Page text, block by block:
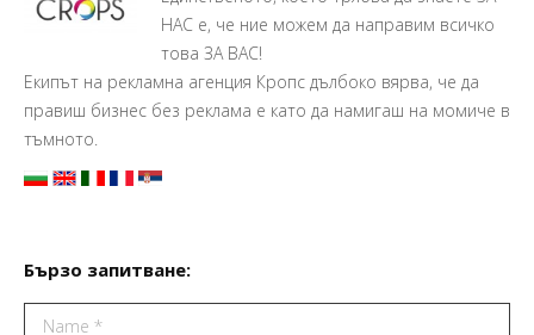
НАС е, че ние можем да направим всичко
това ЗА ВАС!
Екипът на рекламна агенция Кропс дълбоко вярва, че да
правиш бизнес без реклама е като да намигаш на момиче в
тъмното.
Бързо запитване:
Name *